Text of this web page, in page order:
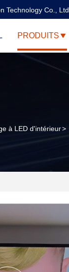
Technology Co., Ltd
PRODUITS
à LED d'intérieur>